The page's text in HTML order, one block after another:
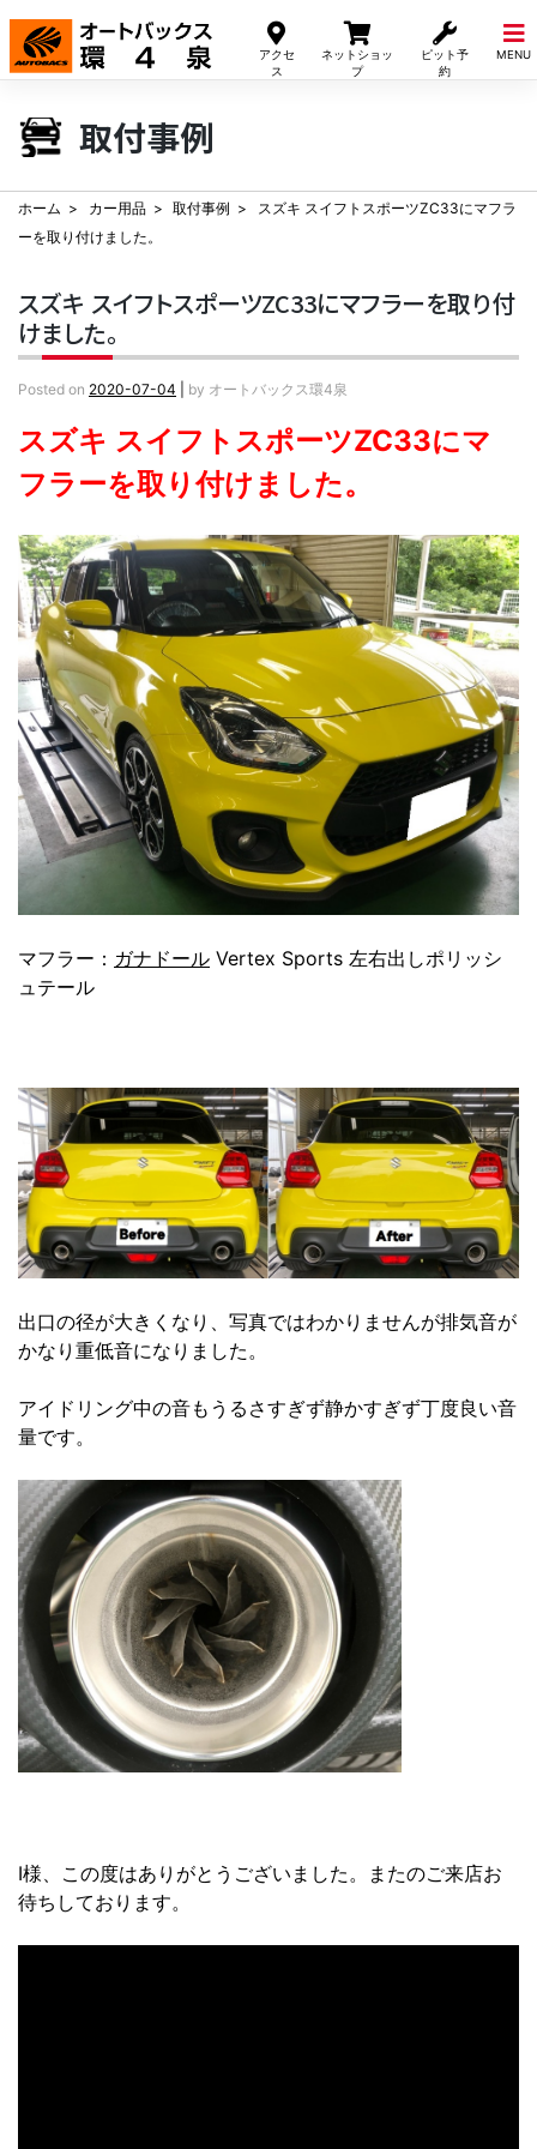
アクセ
ス
ネットショッ
プ
ピット予
約
MENU
Skip
content
取付事例
ホーム カー用品 取付事例
スズキ スイフトスポーツZC33にマフラ
ーを取り付けました。
スズキ スイフトスポーツZC33にマフラーを取り付
けました。
Posted on 2020-07-04 by オートバックス環4泉
スズキ スイフトスポーツZC33にマ
フラーを取り付けました。
マフラー： ガナドール Vertex Sports 左右出しポリッシ
ュテール
出口の径が大きくなり、写真ではわかりませんが排気音が
かなり重低音になりました。
アイドリング中の音もうるさすぎず静かすぎず丁度良い音
量です。
I様、この度はありがとうございました。またのご来店お
待ちしております。